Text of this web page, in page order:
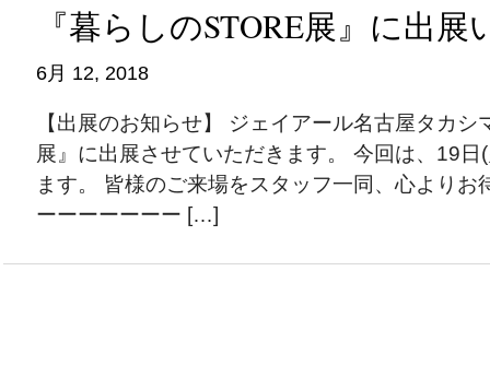
『暮らしのSTORE展』に出
6月 12, 2018
【出展のお知らせ】 ジェイアール名古屋タカ
展』に出展させていただきます。 今回は、19日
ます。 皆様のご来場をスタッフ一同、心よりお
ーーーーーーー […]